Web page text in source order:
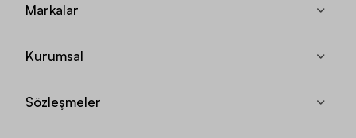
Markalar
Kurumsal
Sözleşmeler